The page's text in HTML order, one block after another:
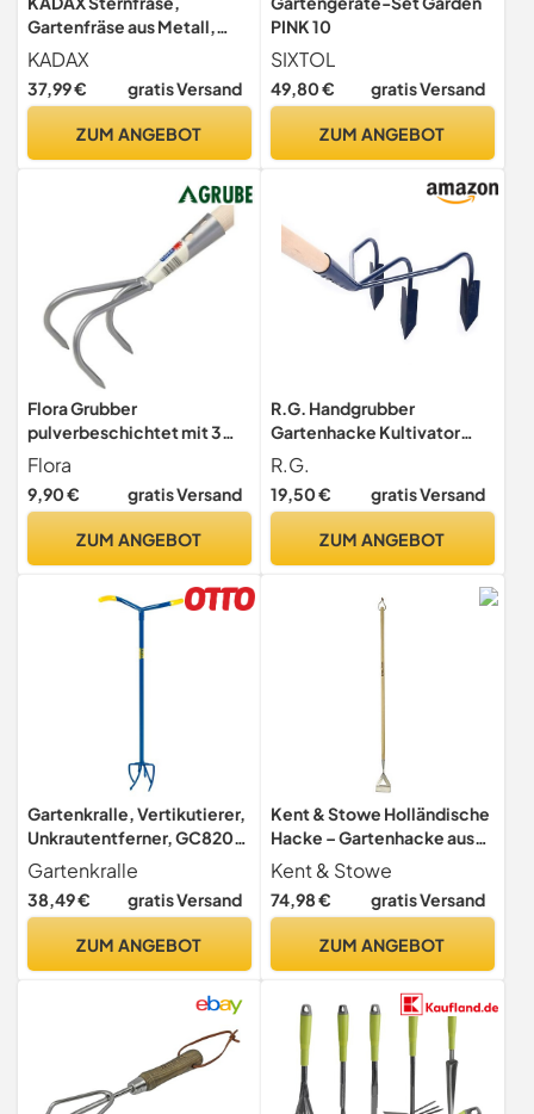
Gartenfräse aus Metall,
Krümler zum Lockern des
Bodens, Kultivator für
Garten, Rasen, Unkraut,
Rollkultivator, Bodenlüfter
KADAX
37,99 € gratis Versand
ZUM ANGEBOT
PINK 10
SIXTOL
49,80 € gratis Versand
ZUM ANGEBOT
Flora Grubber
pulverbeschichtet mit 3
Zinken, 9 cm Arbeitsbreite,
ohne Stiel
Flora
9,90 € gratis Versand
ZUM ANGEBOT
R.G. Handgrubber
Gartenhacke Kultivator
Grubber Hacke 3 Zinken
Kralle Bodenlüfter 155cm
R.G.
19,50 € gratis Versand
ZUM ANGEBOT
Gartenkralle, Vertikutierer,
Unkrautentferner, GC820-
06
Gartenkralle
38,49 € gratis Versand
ZUM ANGEBOT
Kent & Stowe Holländische
Hacke – Gartenhacke aus
Edelstahl, zum Schub- und
Zug-Jäten, Unkrautjäter mit
Stiel aus Eschenholz,
Kent & Stowe
74,98 € gratis Versand
ZUM ANGEBOT